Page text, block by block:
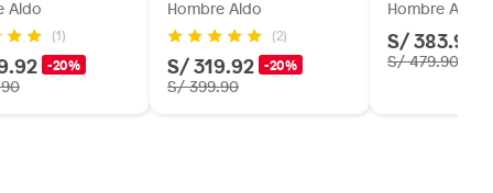
Aldo
(1)
-20%
Hombre Aldo
(2)
S/ 319.92 -20%
S/ 399.90
Hombre Aldo
S/ 383.92
S/ 479.90